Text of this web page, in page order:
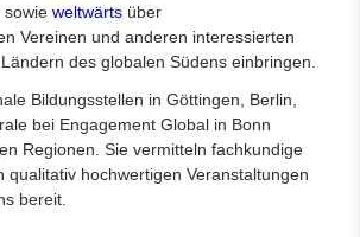
sowie weltwärtsüber
Vereinen und anderen interessierten
des globalen Südens einbringen.
Bildungsstellen in Göttingen, Berlin,
bei Engagement Global in Bonn
Regionen. Sie vermitteln fachkundige
hochwertigen Veranstaltungen
bereit.